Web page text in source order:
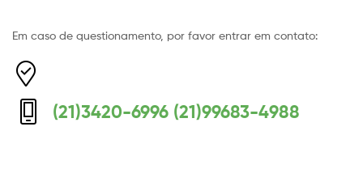
Em caso de questionamento, por favor entrar em contato:
(21)3420-6996 (21)99683-4988